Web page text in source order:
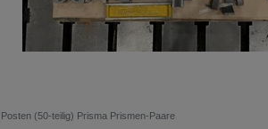
Posten (50-teilig) Prisma Prismen-Paare